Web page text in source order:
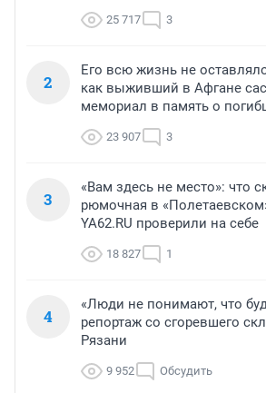
25 717 3
2
Его всю жизнь не
как выживший в Афгане
мемориал в память о
23 907 3
3
«Вам здесь не место»: что
рюмочная в
YA62.RU проверили на себе
18 827 1
4
«Люди не понимают, что
репортаж со сгоревшего
Рязани
9 952 Обсудить